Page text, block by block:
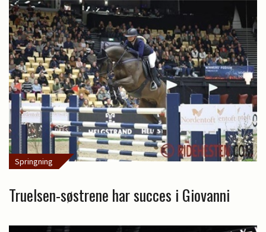
Springning
Truelsen-søstrene har succes i Giovanni